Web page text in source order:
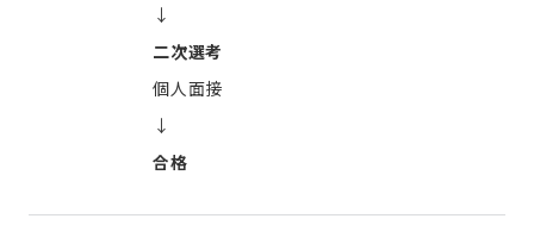
↓
二次選考
個人面接
↓
合格